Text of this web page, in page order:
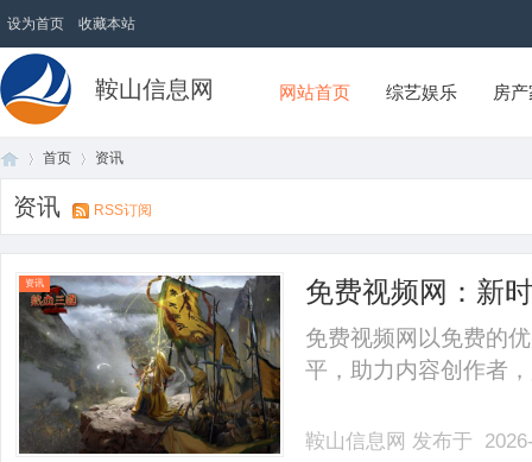
设为首页 收藏本站
鞍山信息网 网站首页 综艺娱乐 房
首页 资讯
资讯 RSS订阅
资讯 免费视频网：新
免费视频网以免费的
平，助力内容创作者
鞍山信息网 发布于